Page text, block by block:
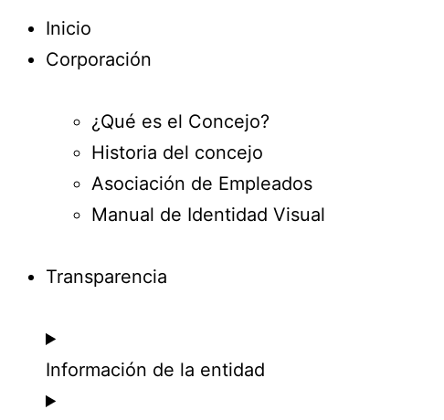
Inicio
Corporación
¿Qué es el Concejo?
Historia del concejo
Asociación de Empleados
Manual de Identidad Visual
Transparencia
Información de la entidad